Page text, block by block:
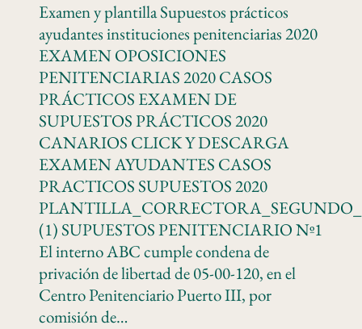
Examen y plantilla Supuestos prácticos
ayudantes instituciones penitenciarias 2020
EXAMEN OPOSICIONES
PENITENCIARIAS 2020 CASOS
PRÁCTICOS EXAMEN DE
SUPUESTOS PRÁCTICOS 2020
CANARIOS CLICK Y DESCARGA
EXAMEN AYUDANTES CASOS
PRACTICOS SUPUESTOS 2020
(1) SUPUESTOS PENITENCIARIO Nº1
El interno ABC cumple condena de
privación de libertad de 05-00-120, en el
Centro Penitenciario Puerto III, por
comisión de…